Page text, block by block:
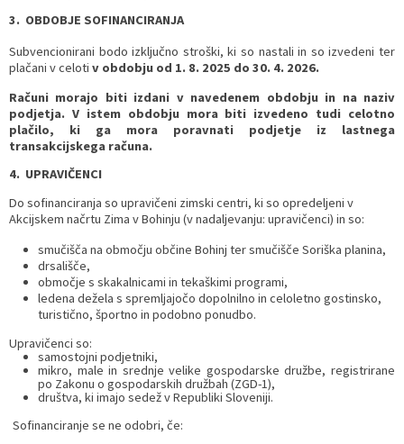
3. OBDOBJE SOFINANCIRANJA
Subvencionirani bodo izključno stroški, ki so nastali in so izvedeni ter
plačani v celoti v obdobju od 1. 8. 2025 do 30. 4. 2026.
Računi morajo biti izdani v navedenem obdobju in na naziv
podjetja. V istem obdobju mora biti izvedeno tudi celotno
plačilo, ki ga mora poravnati podjetje iz lastnega
transakcijskega računa.
4. UPRAVIČENCI
Do sofinanciranja so upravičeni zimski centri, ki so opredeljeni v
Akcijskem načrtu Zima v Bohinju (v nadaljevanju: upravičenci) in so:
smučišča na območju občine Bohinj ter smučišče Soriška planina,
drsališče,
območje s skakalnicami in tekaškimi programi,
ledena dežela s spremljajočo dopolnilno in celoletno gostinsko,
turistično, športno in podobno ponudbo.
Upravičenci so:
samostojni podjetniki,
mikro, male in srednje velike gospodarske družbe, registrirane
po Zakonu o gospodarskih družbah (ZGD-1),
društva, ki imajo sedež v Republiki Sloveniji.
Sofinanciranje se ne odobri, če: